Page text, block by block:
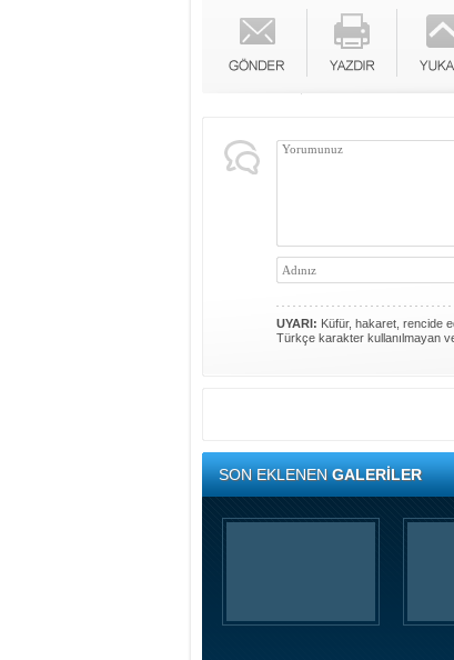
UYARI: Küfür, hakaret, rencide
Türkçe karakter kullanılmayan
SON EKLENENGALERİLER